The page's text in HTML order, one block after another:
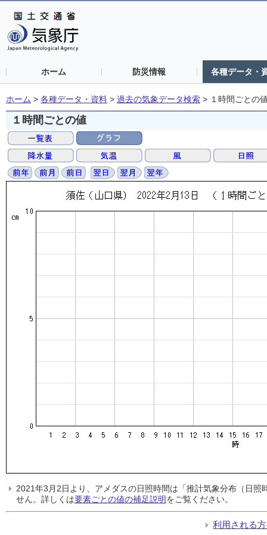
ホーム 防災情報 各種データ・
ホーム > 各種データ・資料 > 過去の気象データ検索 > １時間ごとの
１時間ごとの値
2021年3月2日より、アメダスの日照時間は「推計気象分布（日
せん。詳しくは要素ごとの値の補足説明をご覧ください。
利用される